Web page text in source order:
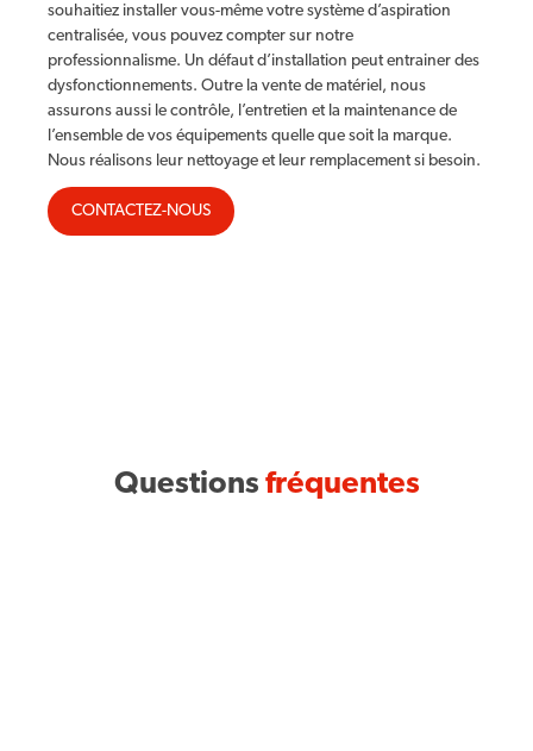
souhaitiez installer vous-même votre système d’aspiration
centralisée, vous pouvez compter sur notre
professionnalisme. Un défaut d’installation peut entrainer des
dysfonctionnements. Outre la vente de matériel, nous
assurons aussi le contrôle, l’entretien et la maintenance de
l’ensemble de vos équipements quelle que soit la marque.
Nous réalisons leur nettoyage et leur remplacement si besoin.
CONTACTEZ-NOUS
Questions fréquentes